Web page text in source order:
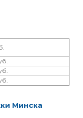
Минска